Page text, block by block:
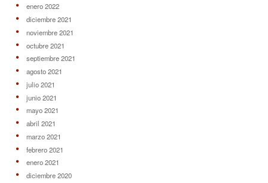
enero 2022
diciembre 2021
noviembre 2021
octubre 2021
septiembre 2021
agosto 2021
julio 2021
junio 2021
mayo 2021
abril 2021
marzo 2021
febrero 2021
enero 2021
diciembre 2020